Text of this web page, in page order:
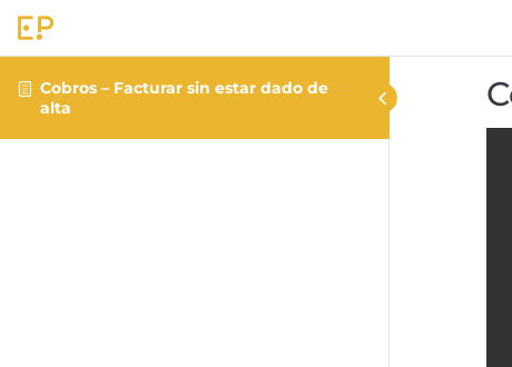
Cobros – Facturar sin estar dado de
alta